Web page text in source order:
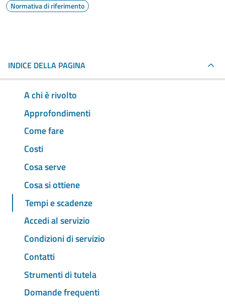
Normativa di riferimento
INDICE DELLA PAGINA
A chi è rivolto
Approfondimenti
Come fare
Costi
Cosa serve
Cosa si ottiene
Tempi e scadenze
Accedi al servizio
Condizioni di servizio
Contatti
Strumenti di tutela
Domande frequenti